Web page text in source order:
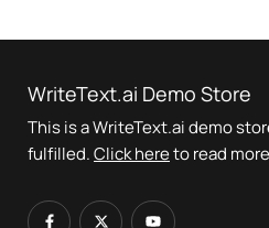
WriteText.ai Demo Store
This is a WriteText.ai demo
fulfilled.Click hereto read